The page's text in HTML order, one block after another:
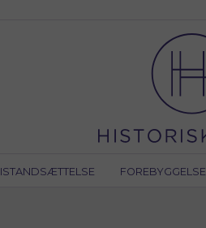
ISTANDSÆTTELSE FOREBYGGELSE